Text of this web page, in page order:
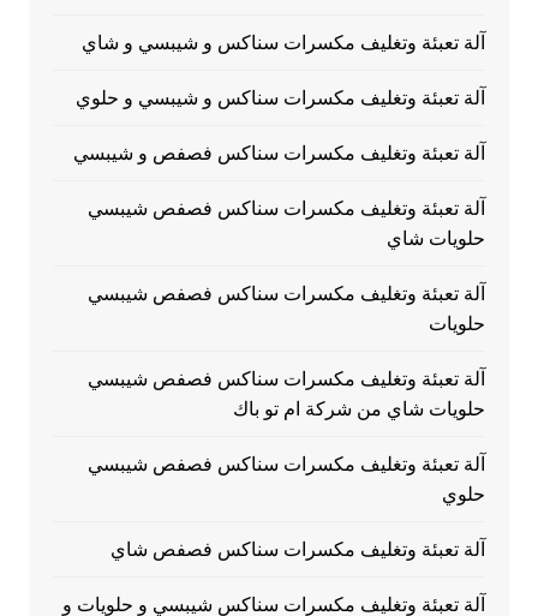
آلة تعبئة وتغليف مكسرات سناكس و شيبسي و شاي
آلة تعبئة وتغليف مكسرات سناكس و شيبسي و حلوي
آلة تعبئة وتغليف مكسرات سناكس فصفص و شيبسي
آلة تعبئة وتغليف مكسرات سناكس فصفص شيبسي
حلويات شاي
آلة تعبئة وتغليف مكسرات سناكس فصفص شيبسي
حلويات
آلة تعبئة وتغليف مكسرات سناكس فصفص شيبسي
حلويات شاي من شركة ام تو باك
آلة تعبئة وتغليف مكسرات سناكس فصفص شيبسي
حلوي
آلة تعبئة وتغليف مكسرات سناكس فصفص شاي
آلة تعبئة وتغليف مكسرات سناكس شيبسي و حلويات و